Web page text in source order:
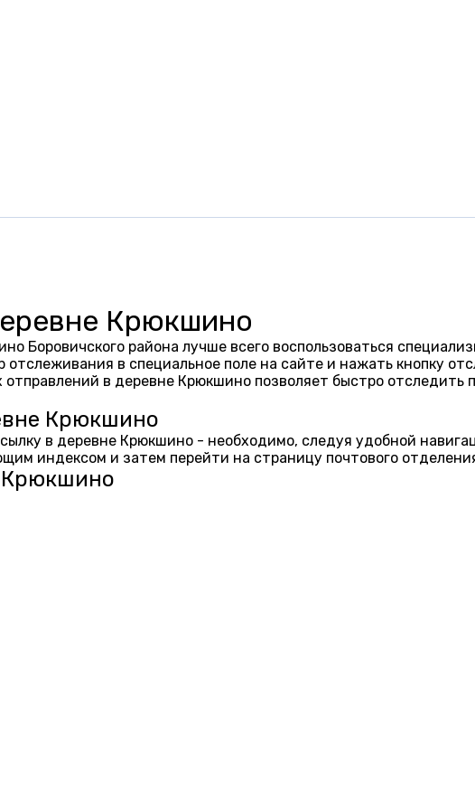
Крюкшино
Боровичского района лучше всего воспользоваться
в специальное поле на сайте и нажать кнопку
отправлений в деревне Крюкшино позволяет быстро отследить
Крюкшино
в деревне Крюкшино - необходимо, следуя удобной
индексом и затем перейти на страницу почтового
Крюкшино